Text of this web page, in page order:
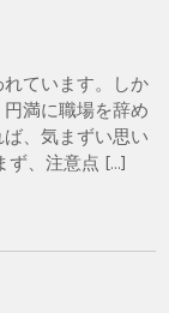
ています。しか
満に職場を辞め
、気まずい思い
ず、注意点 […]